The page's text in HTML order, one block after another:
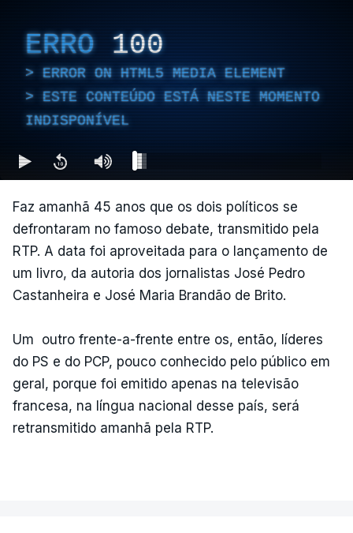
ERRO 100
ERROR ON HTML5 MEDIA ELEMENT
ESTE CONTEÚDO ESTÁ NESTE MOMENTO
INDISPONÍVEL
Faz amanhã 45 anos que os dois políticos se
defrontaram no famoso debate, transmitido pela
RTP. A data foi aproveitada para o lançamento de
um livro, da autoria dos jornalistas José Pedro
Castanheira e José Maria Brandão de Brito.
Um outro frente-a-frente entre os, então, líderes
do PS e do PCP, pouco conhecido pelo público em
geral, porque foi emitido apenas na televisão
francesa, na língua nacional desse país, será
retransmitido amanhã pela RTP.